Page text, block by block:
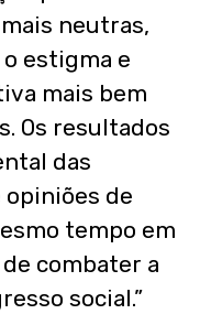
neutras,
estigma e
mais bem
Os resultados
das
de
tempo em
combater a
social.”